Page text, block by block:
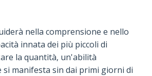
nella comprensione e nello
innata dei più piccoli di
la quantità, un'abilità
si manifesta sin dai primi giorni di